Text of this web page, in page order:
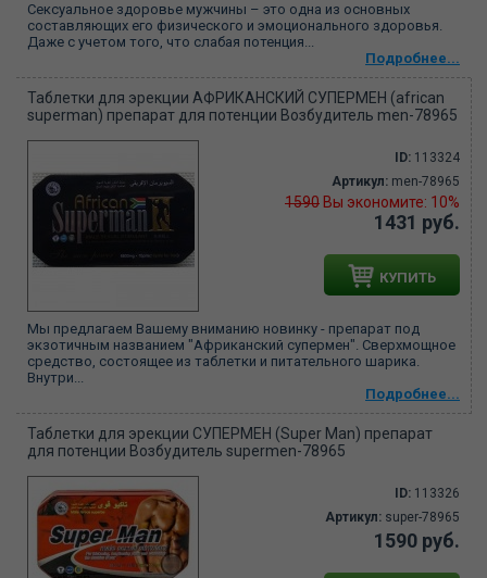
Сексуальное здоровье мужчины – это одна из основных
составляющих его физического и эмоционального здоровья.
Даже с учетом того, что слабая потенция...
Подробнее...
Таблетки для эрекции АФРИКАНСКИЙ СУПЕРМЕН (african
superman) препарат для потенции Возбудитель men-78965
ID: 113324
Артикул: men-78965
1590 Вы экономите: 10%
1431 руб.
КУПИТЬ
Мы предлагаем Вашему вниманию новинку - препарат под
экзотичным названием "Африканский супермен". Сверхмощное
средство, состоящее из таблетки и питательного шарика.
Внутри...
Подробнее...
Таблетки для эрекции СУПЕРМЕН (Super Man) препарат
для потенции Возбудитель supermen-78965
ID: 113326
Артикул: super-78965
1590 руб.